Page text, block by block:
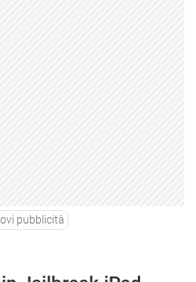
pubblicità